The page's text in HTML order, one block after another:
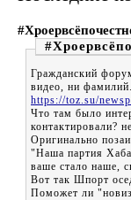
Гражданский
видео, ни фамилий.
https://toz.su/
Что там было
контактировали?
Оригинально
"Наша партия
ваше стало наше,
Вот так Шпорт
Поможет ли